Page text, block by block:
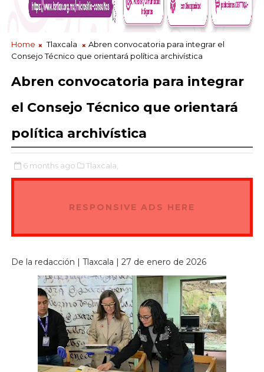
Home Tlaxcala
Abren convocatoria para integrar el
Consejo Técnico que orientará política archivística
Abren convocatoria para integrar
el Consejo Técnico que orientará
política archivística
6 months ago Tlaxcala,
RESPONSIVE ADS HERE
De la redacción | Tlaxcala | 27 de enero de 2026